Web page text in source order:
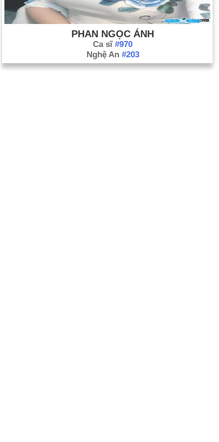
PHAN NGỌC ÁNH
Ca sĩ #970
Nghệ An #203